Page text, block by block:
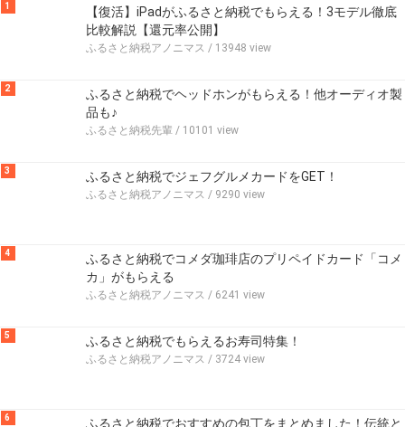
1
【復活】iPadがふるさと納税でもらえる！3モデル徹底
比較解説【還元率公開】
ふるさと納税アノニマス / 13948 view
2
ふるさと納税でヘッドホンがもらえる！他オーディオ製
品も♪
ふるさと納税先輩 / 10101 view
3 ふるさと納税でジェフグルメカードをGET！
ふるさと納税アノニマス / 9290 view
4
ふるさと納税でコメダ珈琲店のプリペイドカード「コメ
カ」がもらえる
ふるさと納税アノニマス / 6241 view
5 ふるさと納税でもらえるお寿司特集！
ふるさと納税アノニマス / 3724 view
6
ふるさと納税でおすすめの包丁をまとめました！伝統と